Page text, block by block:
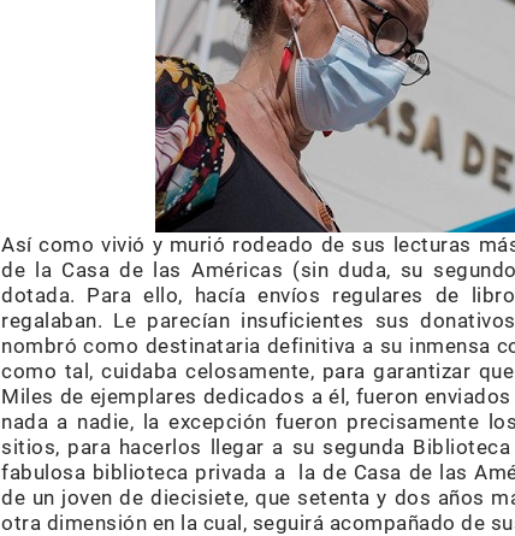
Así como vivió y murió rodeado de sus lecturas
de la Casa de las Américas (sin duda, su
dotada. Para ello, hacía envíos regulares de
regalaban. Le parecían insuficientes sus
nombró como destinataria definitiva a su inmensa
como tal, cuidaba celosamente, para garantizar
Miles de ejemplares dedicados a él, fueron
nada a nadie, la excepción fueron precisamente
sitios, para hacerlos llegar a su segunda
fabulosa biblioteca privada a la de Casa de las
de un joven de diecisiete, que setenta y dos años
otra dimensión en la cual, seguirá acompañado de